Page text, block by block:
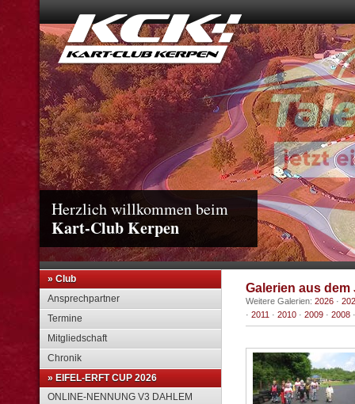
Herzlich willkommen beim
Kart-Club Kerpen
» Club
Ansprechpartner
Termine
Mitgliedschaft
Chronik
» EIFEL-ERFT CUP 2026
ONLINE-NENNUNG V3 DAHLEM
Galerien aus
Weitere Galerien: 2026 ·
· 2011 · 2010 · 2009 · 2008